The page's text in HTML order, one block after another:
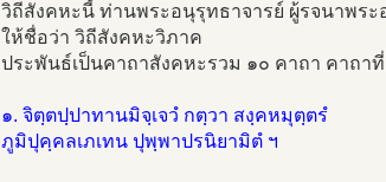
วิถีสังคหะนี้ ท่านพระอนุรุทธาจารย์ ผู้รจนาพร
ให้ชื่อว่า วิถีสังคหะวิภาค
ประพันธ์เป็นคาถาสังคหะรวม ๑๐ คาถา คาถา
๑. จิตฺตปฺปาทานมิจฺเจวํ กตฺวา สงฺคหมุตฺตรํ
ภูมิปุคฺคลเภเทน ปุพฺพาปรนิยามิตํ ฯ